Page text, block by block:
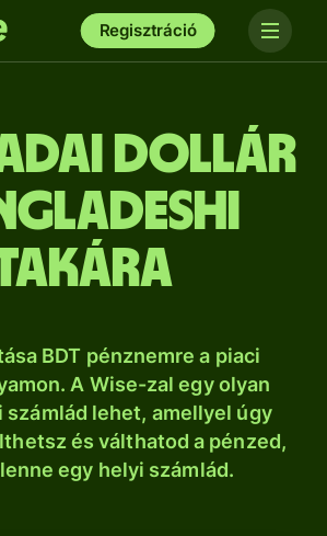
Regisztráció
dollár
BDT pénznemre a piaci
A Wise-zal egy olyan
számlád lehet, amellyel úgy
és válthatod a pénzed,
egy helyi számlád.